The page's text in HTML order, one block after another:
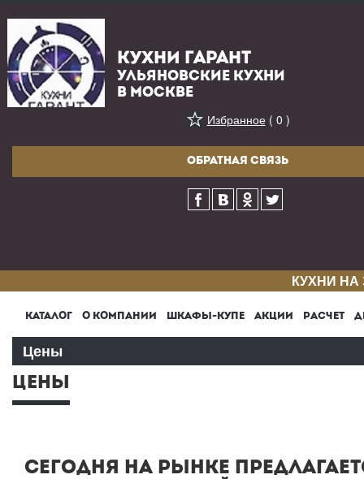
КУХНИ ГАРАНТ
УЛЬЯНОВСКИЕ КУХНИ
В МОСКВЕ
Избранное( 0 )
ОБРАТНАЯ СВЯЗЬ
КУХНИ
КАТАЛОГ О КОМПАНИИ ШКАФЫ-КУПЕ АКЦИИ РАСЧЕТ
Цены
ЦЕНЫ
СЕГОДНЯ НА РЫНКЕ